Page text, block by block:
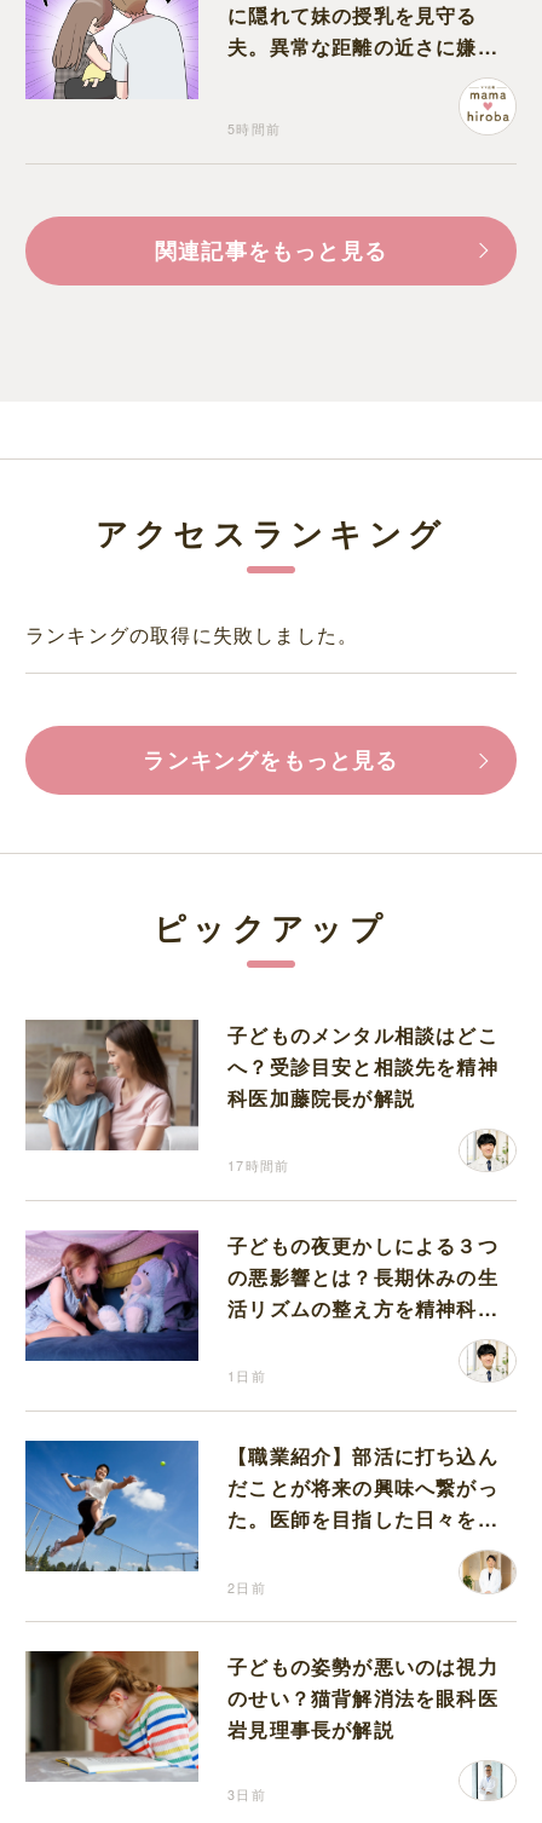
に隠れて妹の授乳を見守る
夫。異常な距離の近さに嫌悪
5時間前
関連記事をもっと見る
アクセスランキング
ランキングの取得に失敗しました。
ランキングをもっと見る
ピックアップ
子どものメンタル相談はどこ
へ？受診目安と相談先を精神
科医加藤院長が解説
17時間前
子どもの夜更かしによる３つ
の悪影響とは？長期休みの生
活リズムの整え方を精神科医
1日前
【職業紹介】部活に打ち込ん
だことが将来の興味へ繋がっ
た。医師を目指した日々を振
2日前
子どもの姿勢が悪いのは視力
のせい？猫背解消法を眼科医
岩見理事長が解説
3日前